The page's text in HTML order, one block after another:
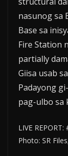
nasunog sa
Base sa
Fire Station
partially
Giisa usab
Padayong
pag-ulbo sa
LIVE
Photo: SR